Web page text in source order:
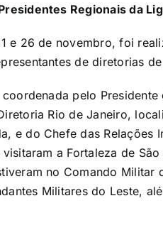
Regionais da
e 26 de novembro, foi
de diretorias
pelo
Rio de Janeiro,
e do Chefe das Relações
visitaram a Fortaleza de
no Comando Militar
Militares do Leste,